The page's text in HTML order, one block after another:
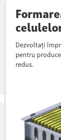
Dezvoltați
pentru
redus.